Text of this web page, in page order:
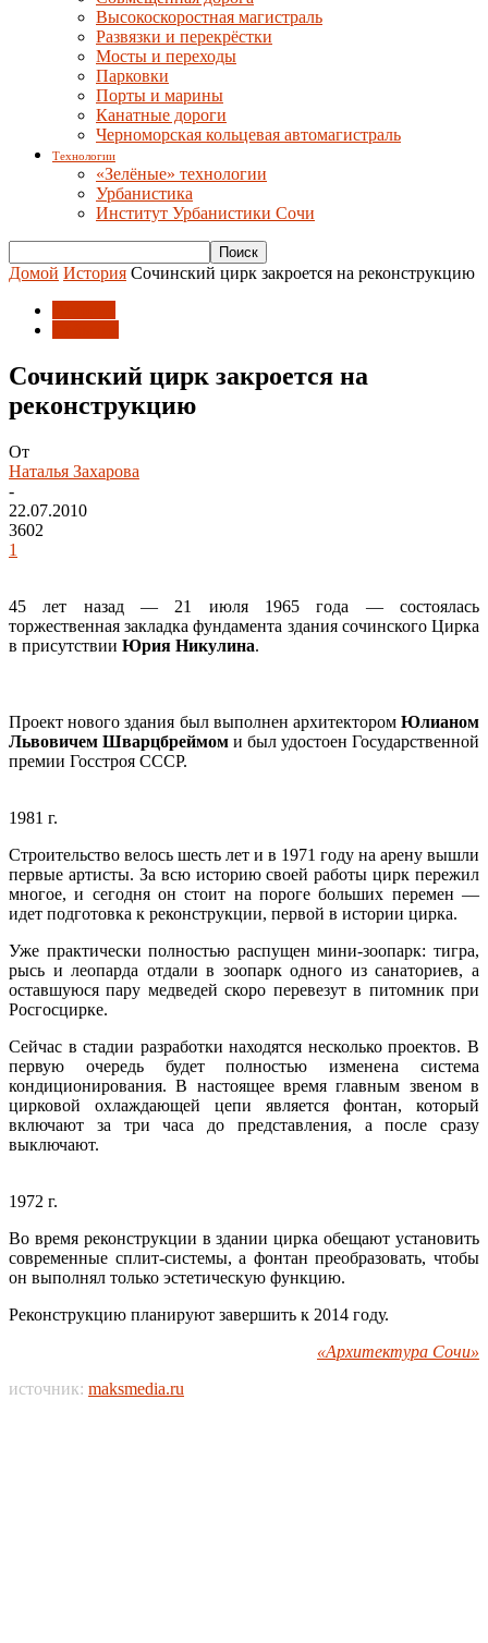
Высокоскоростная магистраль
Развязки и перекрёстки
Мосты и переходы
Парковки
Порты и марины
Канатные дороги
Черноморская кольцевая автомагистраль
Технологии
«Зелёные» технологии
Урбанистика
Институт Урбанистики Сочи
Домой История Сочинский цирк закроется на реконструкцию
Сочинский цирк закроется на
реконструкцию
От
Наталья Захарова
-
22.07.2010
3602
1
45 лет назад — 21 июля 1965 года — состоялась
торжественная закладка фундамента здания сочинского Цирка
в присутствии Юрия Никулина.
Проект нового здания был выполнен архитектором Юлианом
Львовичем Шварцбреймом и был удостоен Государственной
премии Госстроя СССР.
1981 г.
Строительство велось шесть лет и в 1971 году на арену вышли
первые артисты. За всю историю своей работы цирк пережил
многое, и сегодня он стоит на пороге больших перемен —
идет подготовка к реконструкции, первой в истории цирка.
Уже практически полностью распущен мини-зоопарк: тигра,
рысь и леопарда отдали в зоопарк одного из санаториев, а
оставшуюся пару медведей скоро перевезут в питомник при
Росгосцирке.
Сейчас в стадии разработки находятся несколько проектов. В
первую очередь будет полностью изменена система
кондиционирования. В настоящее время главным звеном в
цирковой охлаждающей цепи является фонтан, который
включают за три часа до представления, а после сразу
выключают.
1972 г.
Во время реконструкции в здании цирка обещают установить
современные сплит-системы, а фонтан преобразовать, чтобы
он выполнял только эстетическую функцию.
Реконструкцию планируют завершить к 2014 году.
«Архитектура Сочи»
источник: maksmedia.ru